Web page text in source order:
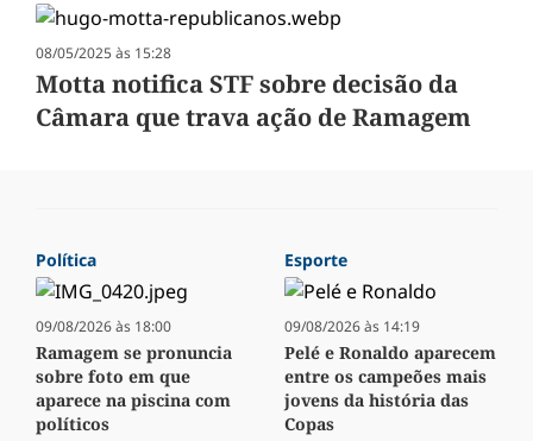
08/05/2025 às 15:28
Motta notifica STF sobre decisão da
Câmara que trava ação de Ramagem
Política
09/08/2026 às 18:00
Ramagem se pronuncia
sobre foto em que
aparece na piscina com
políticos
Esporte
09/08/2026 às 14:19
Pelé e Ronaldo aparecem
entre os campeões mais
jovens da história das
Copas